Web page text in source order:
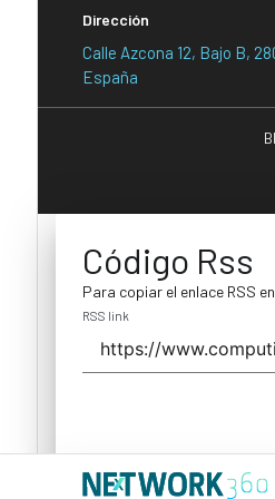
Dirección
Calle Azcona 12, Bajo B,
España
Código Rss
Para copiar el enlace RSS
RSS link